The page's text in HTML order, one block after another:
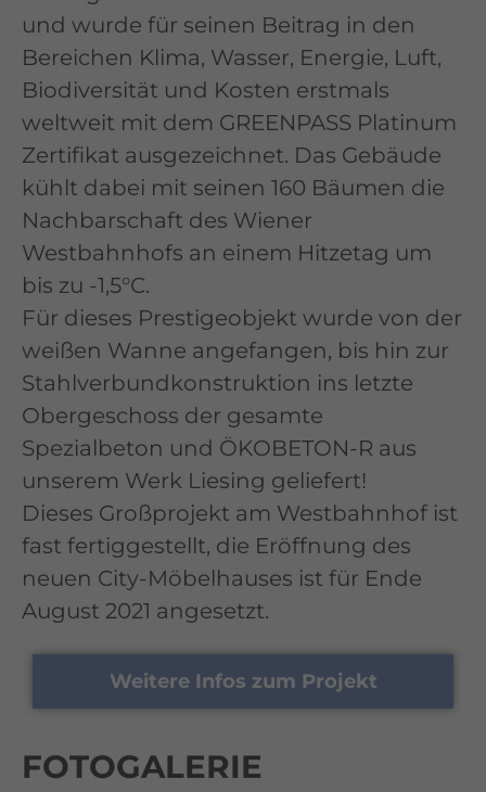
und wurde für seinen Beitrag in den
Bereichen Klima, Wasser, Energie, Luft,
Biodiversität und Kosten erstmals
weltweit mit dem GREENPASS Platinum
Zertifikat ausgezeichnet. Das Gebäude
kühlt dabei mit seinen 160 Bäumen die
Nachbarschaft des Wiener
Westbahnhofs an einem Hitzetag um
bis zu -1,5°C.
Für dieses Prestigeobjekt wurde von der
weißen Wanne angefangen, bis hin zur
Stahlverbundkonstruktion ins letzte
Obergeschoss der gesamte
Spezialbeton und ÖKOBETON-R aus
unserem Werk Liesing geliefert!
Dieses Großprojekt am Westbahnhof ist
fast fertiggestellt, die Eröffnung des
neuen City-Möbelhauses ist für Ende
August 2021 angesetzt.
Weitere Infos zum Projekt
FOTOGALERIE